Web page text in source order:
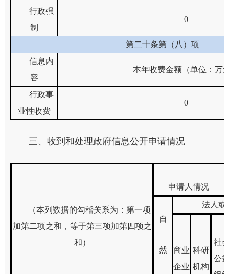
行政强
制
0
第二十条第（八）项
信息内
容
本年收费金额（单位：万
行政事
业性收费
0
三、收到和处理政府信息公开申请情况
（本列数据的勾稽关系为：第一项
加第二项之和，等于第三项加第四项之
和）
申请人情况
自
然
法人或
商业
企业
科研
机构
社
公